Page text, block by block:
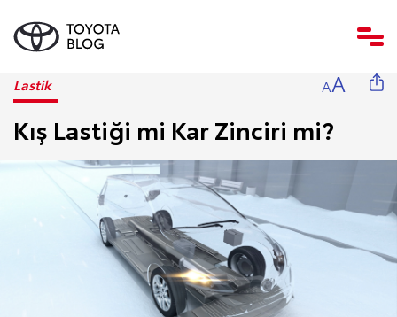
Lastik AA
Kış Lastiği mi Kar Zinciri mi?